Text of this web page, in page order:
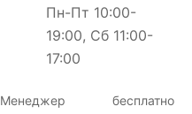
Пн-Пт 10:00-
19:00, Сб 11:00-
17:00
Менеджер бесплатно